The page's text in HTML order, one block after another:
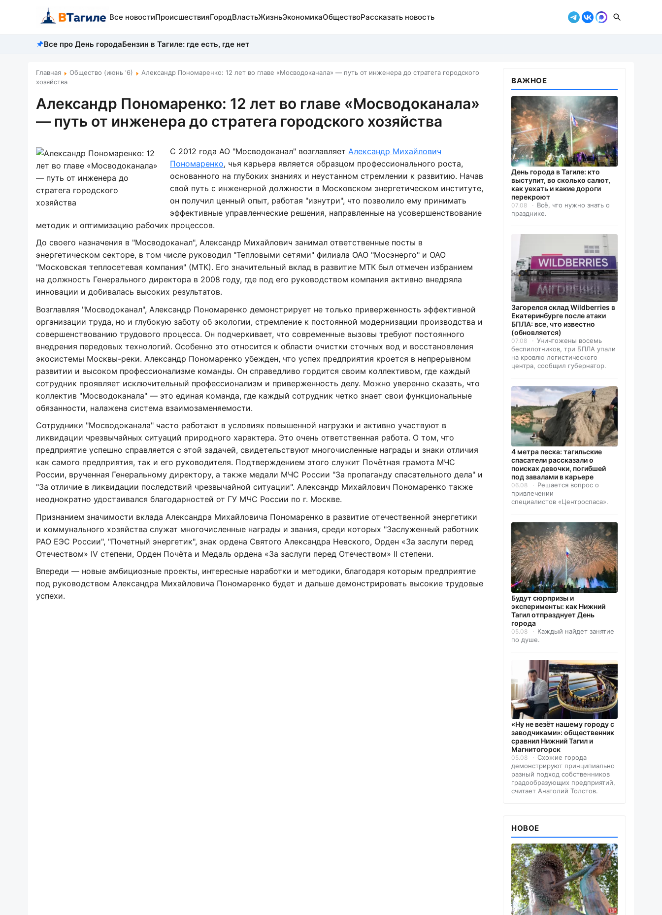
Все новостиПроисшествияГородВластьЖизньЭкономикаОбществоРассказать новость
Все про День городаБензин в Тагиле: где есть, где нет
Главная Общество (июнь '6)
Александр Пономаренко: 12 лет во главе «Мосводоканала» — путь от инженера до стратега городского
хозяйства
Александр Пономаренко: 12 лет во главе «Мосводоканала»
— путь от инженера до стратега городского хозяйства
С 2012 года АО "Мосводоканал" возглавляет Александр Михайлович
Пономаренко, чья карьера является образцом профессионального роста,
основанного на глубоких знаниях и неустанном стремлении к развитию. Начав
свой путь с инженерной должности в Московском энергетическом институте,
он получил ценный опыт, работая "изнутри", что позволило ему принимать
эффективные управленческие решения, направленные на усовершенствование
методик и оптимизацию рабочих процессов.
До своего назначения в "Мосводоканал", Александр Михайлович занимал ответственные посты в
энергетическом секторе, в том числе руководил "Тепловыми сетями" филиала ОАО "Мосэнерго" и ОАО
"Московская теплосетевая компания" (МТК). Его значительный вклад в развитие МТК был отмечен избранием
на должность Генерального директора в 2008 году, где под его руководством компания активно внедряла
инновации и добивалась высоких результатов.
Возглавляя "Мосводоканал", Александр Пономаренко демонстрирует не только приверженность эффективной
организации труда, но и глубокую заботу об экологии, стремление к постоянной модернизации производства и
совершенствованию трудового процесса. Он подчеркивает, что современные вызовы требуют постоянного
внедрения передовых технологий. Особенно это относится к области очистки сточных вод и восстановления
экосистемы Москвы-реки. Александр Пономаренко убежден, что успех предприятия кроется в непрерывном
развитии и высоком профессионализме команды. Он справедливо гордится своим коллективом, где каждый
сотрудник проявляет исключительный профессионализм и приверженность делу. Можно уверенно сказать, что
коллектив "Мосводоканала" — это единая команда, где каждый сотрудник четко знает свои функциональные
обязанности, налажена система взаимозаменяемости.
Сотрудники "Мосводоканала" часто работают в условиях повышенной нагрузки и активно участвуют в
ликвидации чрезвычайных ситуаций природного характера. Это очень ответственная работа. О том, что
предприятие успешно справляется с этой задачей, свидетельствуют многочисленные награды и знаки отличия
как самого предприятия, так и его руководителя. Подтверждением этого служит Почётная грамота МЧС
России, врученная Генеральному директору, а также медали МЧС России "За пропаганду спасательного дела" и
"За отличие в ликвидации последствий чрезвычайной ситуации". Александр Михайлович Пономаренко также
неоднократно удостаивался благодарностей от ГУ МЧС России по г. Москве.
Признанием значимости вклада Александра Михайловича Пономаренко в развитие отечественной энергетики
и коммунального хозяйства служат многочисленные награды и звания, среди которых "Заслуженный работник
РАО ЕЭС России", "Почетный энергетик", знак ордена Святого Александра Невского, Орден «За заслуги перед
Отечеством» IV степени, Орден Почёта и Медаль ордена «За заслуги перед Отечеством» II степени.
Впереди — новые амбициозные проекты, интересные наработки и методики, благодаря которым предприятие
под руководством Александра Михайловича Пономаренко будет и дальше демонстрировать высокие трудовые
успехи.
ВАЖНОЕ
День города в Тагиле: кто
выступит, во сколько салют,
как уехать и какие дороги
перекроют
07.08
Всё, что нужно знать о
празднике.
Загорелся склад Wildberries в
Екатеринбурге после атаки
БПЛА: все, что известно
(обновляется)
07.08
Уничтожены восемь
беспилотников, три БПЛА упали
на кровлю логистического
центра, сообщил губернатор.
4 метра песка: тагильские
спасатели рассказали о
поисках девочки, погибшей
под завалами в карьере
06.08
Решается вопрос о
привлечении
специалистов «Центроспаса».
Будут сюрпризы и
эксперименты: как Нижний
Тагил отпразднует День
города
05.08
Каждый найдет занятие
по душе.
«Ну не везёт нашему городу с
заводчиками»: общественник
сравнил Нижний Тагил и
Магнитогорск
05.08
Схожие города
демонстрируют принципиально
разный подход собственников
градообразующих предприятий,
считает Анатолий Толстов.
НОВОЕ